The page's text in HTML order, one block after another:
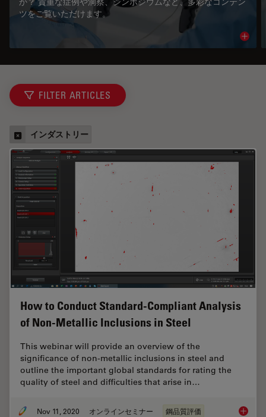
ツをご覧いただけます。
FILTER ARTICLES
インダストリー
How to Conduct Standard-Compliant Analysis
of Non-Metallic Inclusions in Steel
This webinar will provide an overview of the
significance of non-metallic inclusions in steel and
outline the important global standards for rating the
quality of steel and difficulties that arise in…
Nov 11, 2020 オンラインセミナー 鋼品質評価 How to